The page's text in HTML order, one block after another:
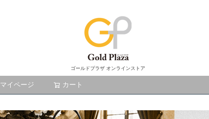
ゴールドプラザ オンラインストア
マイページ カート